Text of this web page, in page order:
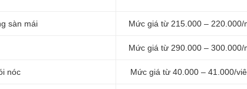
sàn mái Mức giá từ 215.000 – 220.000/
Mức giá từ 290.000 – 300.000/
nóc Mức giá từ 40.000 – 41.000/